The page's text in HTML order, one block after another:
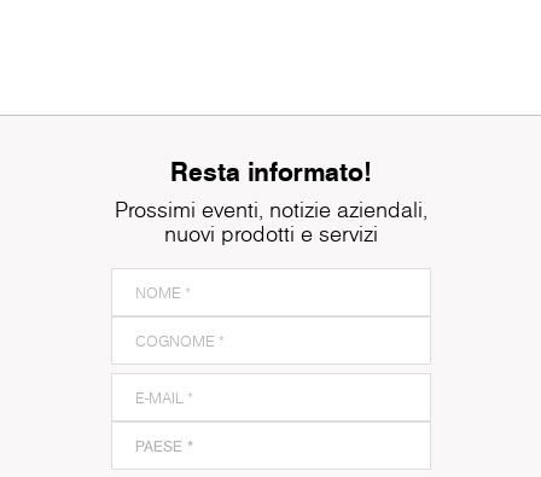
Resta informato!
Prossimi eventi, notizie aziendali,
nuovi prodotti e servizi